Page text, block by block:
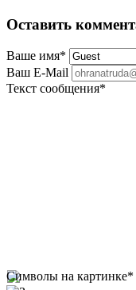
Оставить
Ваше имя*
Ваш E-Mail
Текст сообщения*
Символы на картинке*